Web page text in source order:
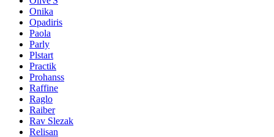
Onika
Opadiris
Paola
Parly
Plstart
Practik
Prohanss
Raffine
Raglo
Raiber
Rav Slezak
Relisan